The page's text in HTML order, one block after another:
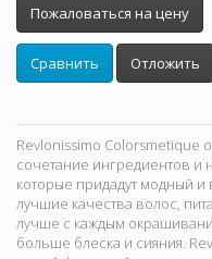
Пожаловаться на цену
Сравнить Отложить
Revlonissimo Colorsmetique
сочетание ингредиентов и
которые придадут модный
лучшие качества волос,
лучше с каждым
больше блеска и сияния.